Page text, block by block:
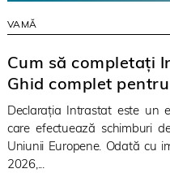
VAMĂ
Cum să completați
Ghid complet
Declarația Intrastat este un
care efectuează schimburi
Uniunii Europene. Odată cu
2026,...